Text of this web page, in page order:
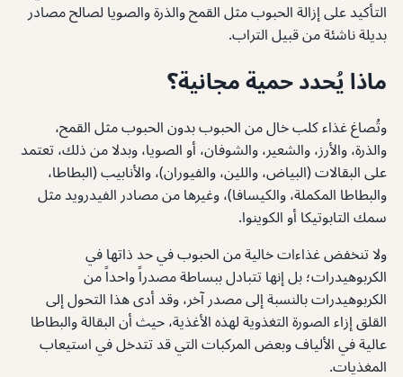
التأكيد على إزالة الحبوب مثل القمح والذرة والصويا لصالح مصادر
بديلة ناشئة من قبيل التراب.
ماذا يُحدد حمية مجانية؟
وتُصاغ غذاء كلب خال من الحبوب بدون الحبوب مثل القمح،
والذرة، والأرز، والشعير، والشوفان، أو الصويا، وبدلا من ذلك، تعتمد
على البقالات (البياض، واللين، والفيوران)، والأنابيب (البطاطا،
والبطاطا المكملة، والكيسافا)، وغيرها من مصادر الفيدرويد مثل
سمك التابوتيكا أو الكوينوا.
ولا تنخفض غذاءات خالية من الحبوب في حد ذاتها في
الكربوهيدرات؛ بل إنها تتبادل ببساطة مصدراً واحداً من
الكربوهيدرات بالنسبة إلى مصدر آخر، وقد أدى هذا التحول إلى
القلق إزاء الصورة التغذوية لهذه الأغذية، حيث أن البقالة والبطاطا
عالية في الألياف وبعض المركبات التي قد تتدخل في استيعاب
المغذيات.